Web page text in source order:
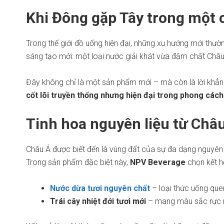
Khi Đông gặp Tây trong một
Trong thế giới đồ uống hiện đại, những xu hướng mới
sáng tạo mới: một loại nước giải khát vừa đậm chất
Đây không chỉ là một sản phẩm mới – mà còn là lời
cốt lõi truyền thống nhưng hiện đại trong phong cách
Tinh hoa nguyên liệu từ
Châu Á được biết đến là vùng đất của sự đa dạng
Trong sản phẩm đặc biệt này, NPV Beverage chọn kết
Nước dừa tươi nguyên chất – loại thức uống
Trái cây nhiệt đới tươi mới – mang màu sắc rực